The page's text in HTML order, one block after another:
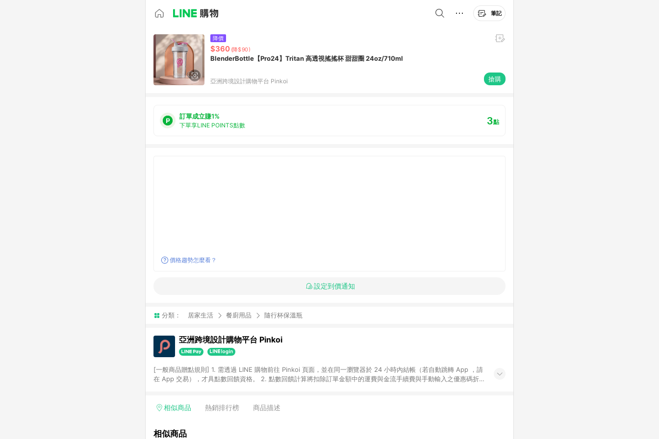
筆記
降價
$360 (降$90)
BlenderBottle【Pro24】Tritan 高透視搖搖杯 甜甜圈 24oz/710ml
亞洲跨境設計購物平台 Pinkoi 搶購
訂單成立賺1%
下單享LINE POINTS點數 3點
價格趨勢怎麼看？
設定到價通知
分類： 居家生活 餐廚用品 隨行杯保溫瓶
亞洲跨境設計購物平台 Pinkoi
[一般商品贈點規則] 1. 需透過 LINE 購物前往 Pinkoi 頁面，並在同一瀏覽器於 24 小時內結帳（若自動跳轉 App ，請
在 App 交易），才具點數回饋資格。 2. 點數回饋計算將扣除訂單金額中的運費與金流手續費與手動輸入之優惠碼折
格，部分退款不在此限。 6. APP 請更新至Android v4.6.0 / iOS v4.1.5 以上才具贈點資格。 7. 點數將於出貨後 45 天
使用規則請以點數紅包活動說明為準。 11. 若於 LINE 購物前往 Pinkoi 頁面後才首次下載 Pinkoi APP 並完成訂單，不
相似商品 熱銷排行榜 商品描述
相似商品